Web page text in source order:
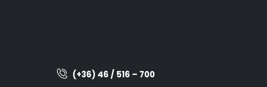
(+36) 46 / 516 – 700